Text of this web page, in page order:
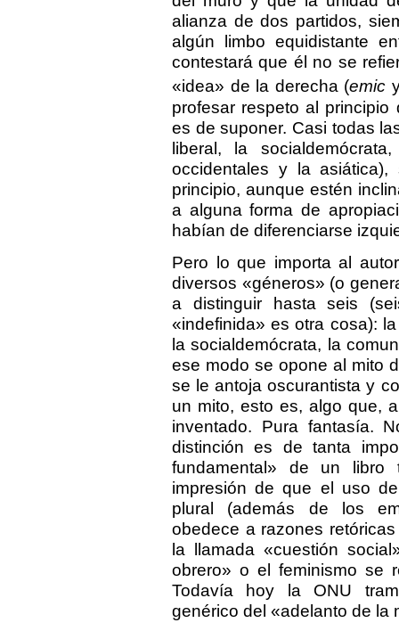
alianza de dos partidos,
algún limbo equidistante
contestará que él no se
«idea» de la derecha (emic
profesar respeto al principio
es de suponer. Casi todas
liberal, la
occidentales y la asiática),
principio, aunque estén
a alguna forma de
habían de diferenciarse
Pero lo que importa al
diversos «géneros» (o
a distinguir hasta seis
«indefinida» es otra cosa):
la socialdemócrata, la
ese modo se opone al mito
se le antoja oscurantista y
un mito, esto es, algo que,
inventado. Pura fantasía.
distinción es de tanta
fundamental» de un
impresión de que el uso
plural (además de los
obedece a razones
la llamada «cuestión
obrero» o el feminismo se
Todavía hoy la ONU
genérico del «adelanto de la